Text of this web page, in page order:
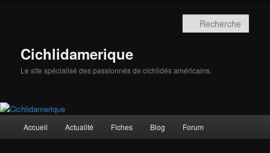
Cichlidamerique
Le site spécialisé des passionnés de cichlidés américains.
principal
Accueil Actualité Fiches Blog Forum